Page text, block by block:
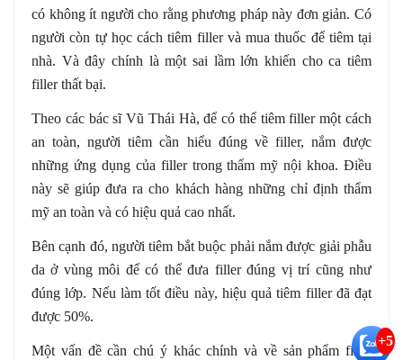
có không ít người cho rằng phương pháp này đơn giản. Có
người còn tự học cách tiêm filler và mua thuốc để tiêm tại
nhà. Và đây chính là một sai lầm lớn khiến cho ca tiêm
filler thất bại.
Theo các bác sĩ Vũ Thái Hà, để có thể tiêm filler một cách
an toàn, người tiêm cần hiểu đúng về filler, nắm được
những ứng dụng của filler trong thẩm mỹ nội khoa. Điều
này sẽ giúp đưa ra cho khách hàng những chỉ định thẩm
mỹ an toàn và có hiệu quả cao nhất.
Bên cạnh đó, người tiêm bắt buộc phải nắm được giải phẫu
da ở vùng môi để có thể đưa filler đúng vị trí cũng như
đúng lớp. Nếu làm tốt điều này, hiệu quả tiêm filler đã đạt
được 50%.
Một vấn đề cần chú ý khác chính và về sản phẩm filler
+5